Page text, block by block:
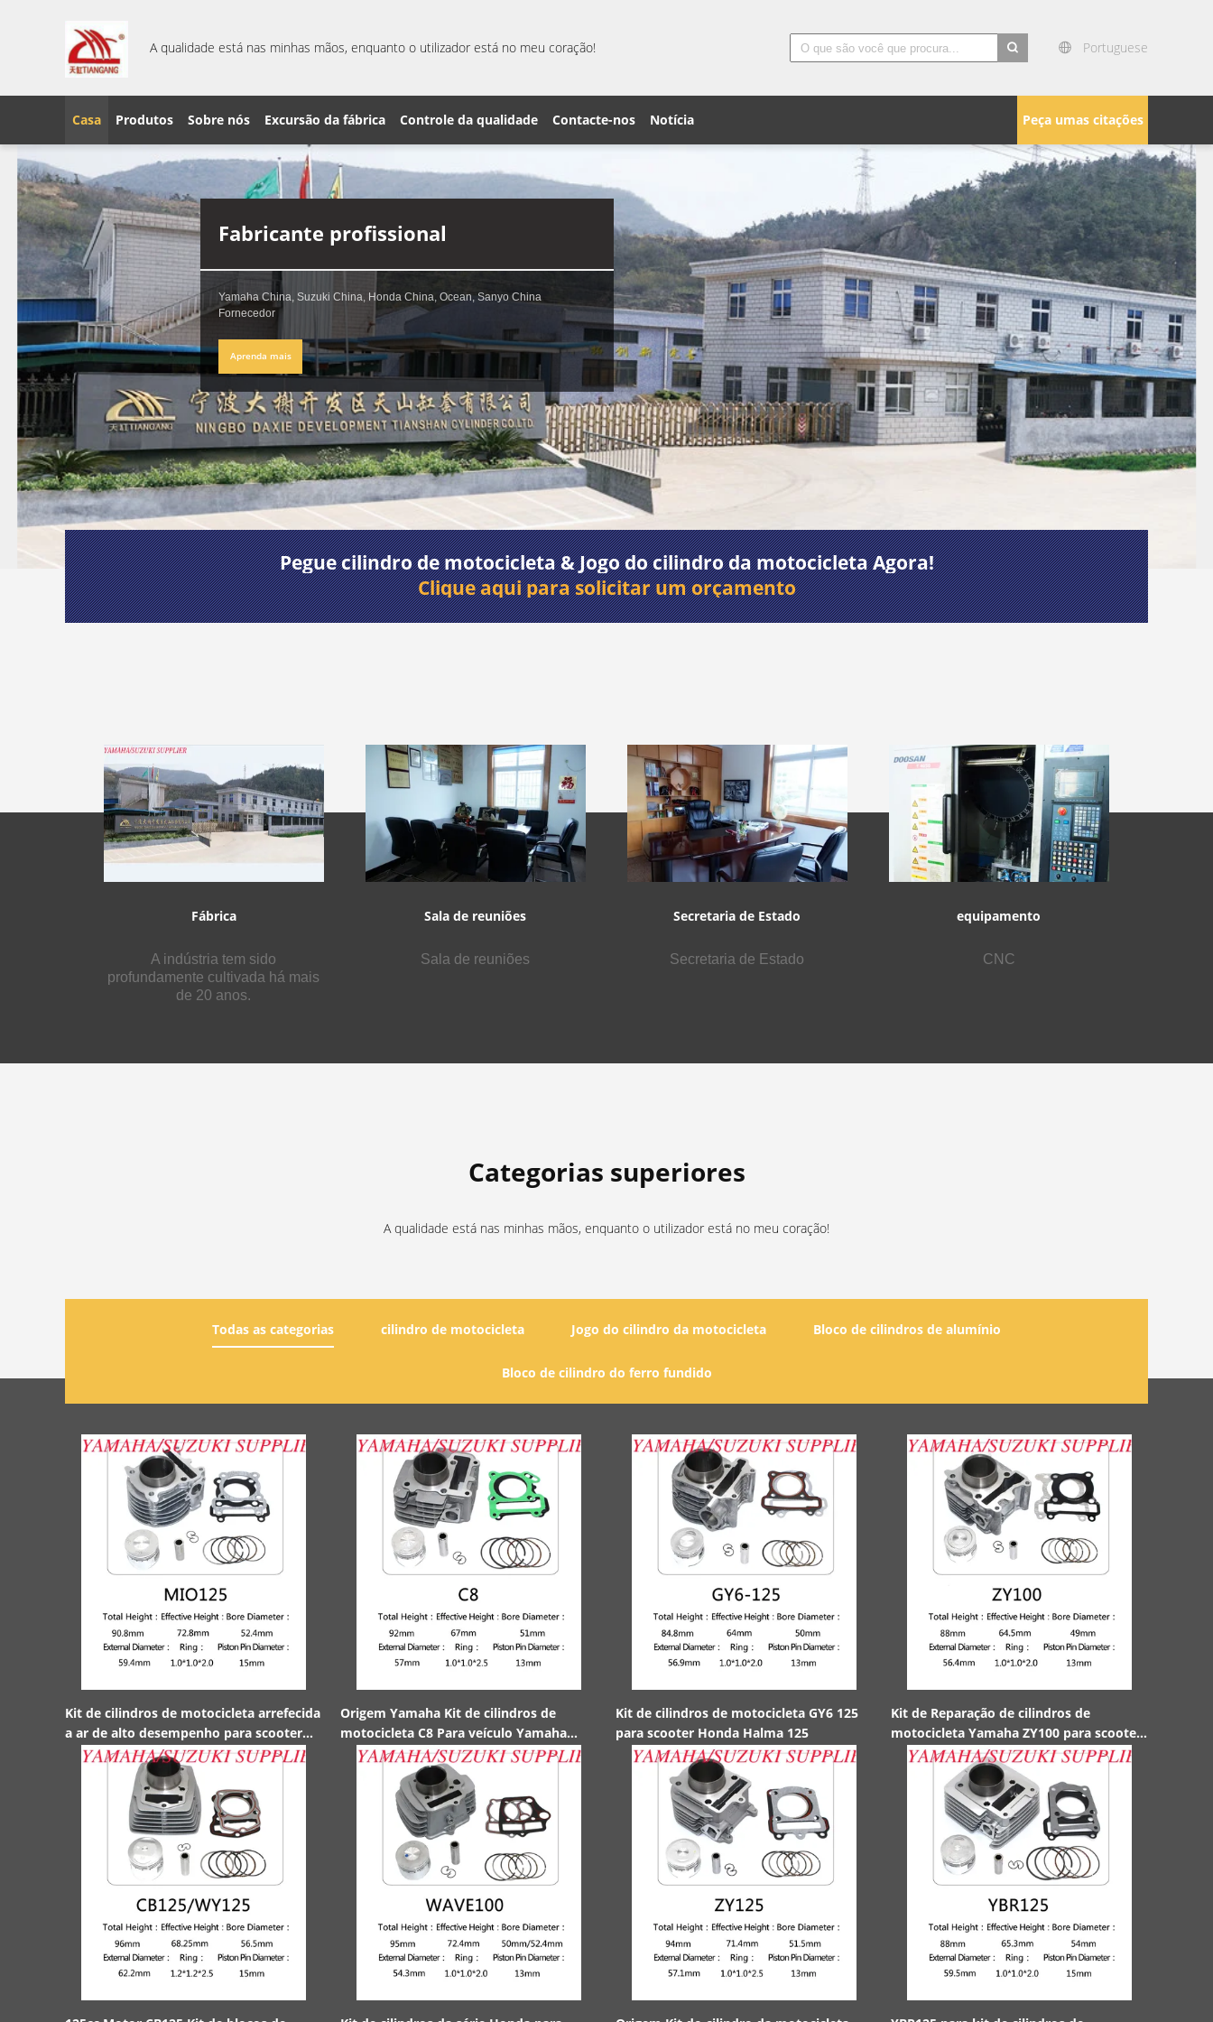
A qualidade está nas minhas mãos, enquanto o utilizador está no meu coração!
Portuguese
Peça umas citações
Casa Produtos Sobre nós Excursão da fábrica Controle da qualidade Contacte-nos Notícia
Fabricante profissional
Yamaha China, Suzuki China, Honda China, Ocean, Sanyo China
Fornecedor
Aprenda mais
Pegue cilindro de motocicleta & Jogo do cilindro da motocicleta Agora!
Clique aqui para solicitar um orçamento
Fábrica
A indústria tem sido
profundamente cultivada há mais
de 20 anos.
Sala de reuniões
Sala de reuniões
Secretaria de Estado
Secretaria de Estado
equipamento
CNC
Categorias superiores
A qualidade está nas minhas mãos, enquanto o utilizador está no meu coração!
Todas as categorias cilindro de motocicleta Jogo do cilindro da motocicleta Bloco de cilindros de alumínio
Bloco de cilindro do ferro fundido
Kit de cilindros de motocicleta arrefecida
a ar de alto desempenho para scooter
Yamaha 125
Origem Yamaha Kit de cilindros de
motocicleta C8 Para veículo Yamaha
curva viga
Kit de cilindros de motocicleta GY6 125
para scooter Honda Halma 125
Kit de Reparação de cilindros de
motocicleta Yamaha ZY100 para scooter
Yamaha Jog 100